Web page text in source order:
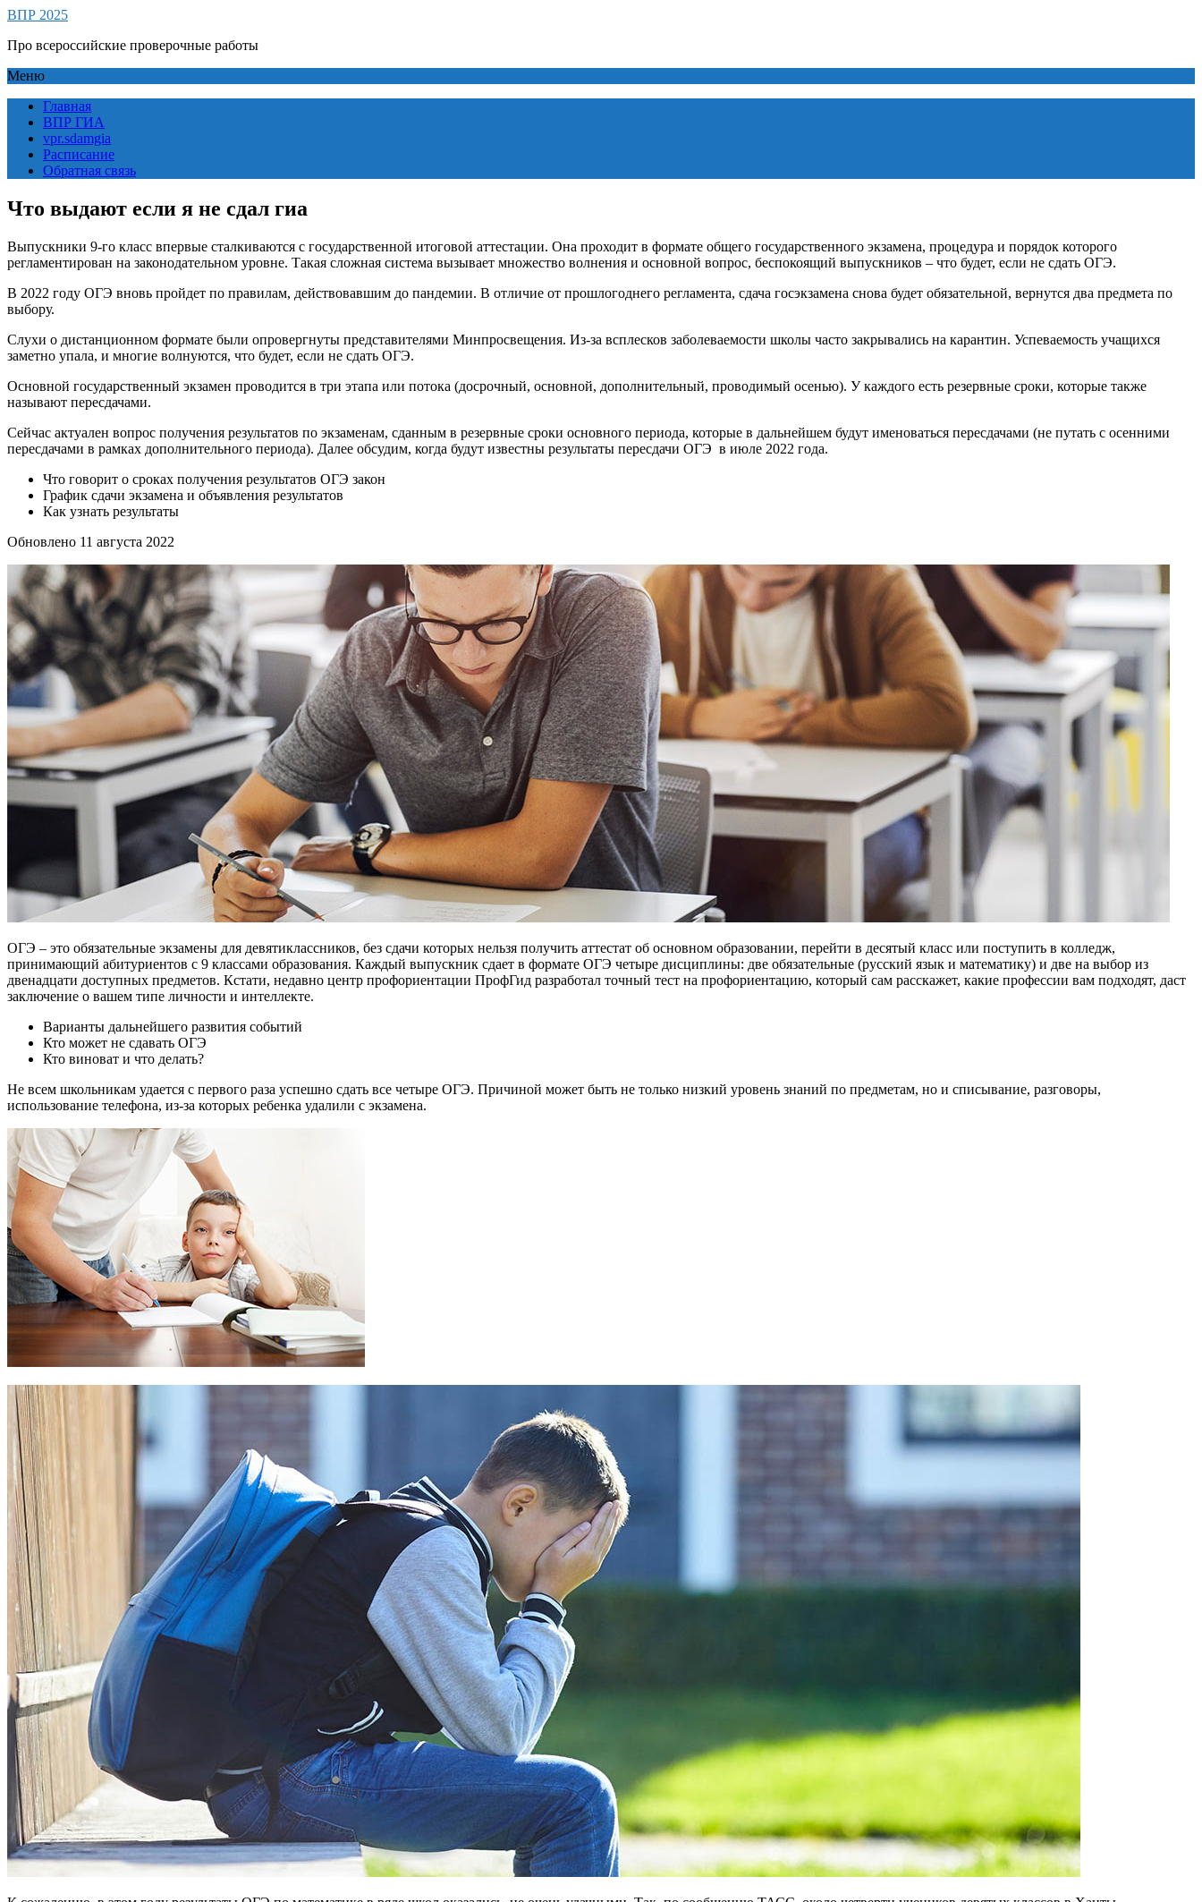
ВПР 2025
Про всероссийские проверочные работы
Меню
Главная
ВПР ГИА
vpr.sdamgia
Расписание
Обратная связь
Что выдают если я не сдал гиа
Выпускники 9-го класс впервые сталкиваются с государственной итоговой аттестации. Она проходит в формате общего государственного экзамена, процедура и порядок которого
регламентирован на законодательном уровне. Такая сложная система вызывает множество волнения и основной вопрос, беспокоящий выпускников – что будет, если не сдать ОГЭ.
В 2022 году ОГЭ вновь пройдет по правилам, действовавшим до пандемии. В отличие от прошлогоднего регламента, сдача госэкзамена снова будет обязательной, вернутся два предмета по
выбору.
Слухи о дистанционном формате были опровергнуты представителями Минпросвещения. Из-за всплесков заболеваемости школы часто закрывались на карантин. Успеваемость учащихся
заметно упала, и многие волнуются, что будет, если не сдать ОГЭ.
Основной государственный экзамен проводится в три этапа или потока (досрочный, основной, дополнительный, проводимый осенью). У каждого есть резервные сроки, которые также
называют пересдачами.
Сейчас актуален вопрос получения результатов по экзаменам, сданным в резервные сроки основного периода, которые в дальнейшем будут именоваться пересдачами (не путать с осенними
пересдачами в рамках дополнительного периода). Далее обсудим, когда будут известны результаты пересдачи ОГЭ в июле 2022 года.
Что говорит о сроках получения результатов ОГЭ закон
График сдачи экзамена и объявления результатов
Как узнать результаты
Обновлено 11 августа 2022
ОГЭ – это обязательные экзамены для девятиклассников, без сдачи которых нельзя получить аттестат об основном образовании, перейти в десятый класс или поступить в колледж,
принимающий абитуриентов с 9 классами образования. Каждый выпускник сдает в формате ОГЭ четыре дисциплины: две обязательные (русский язык и математику) и две на выбор из
двенадцати доступных предметов. Кстати, недавно центр профориентации ПрофГид разработал точный тест на профориентацию, который сам расскажет, какие профессии вам подходят, даст
заключение о вашем типе личности и интеллекте.
Варианты дальнейшего развития событий
Кто может не сдавать ОГЭ
Кто виноват и что делать?
Не всем школьникам удается с первого раза успешно сдать все четыре ОГЭ. Причиной может быть не только низкий уровень знаний по предметам, но и списывание, разговоры,
использование телефона, из-за которых ребенка удалили с экзамена.